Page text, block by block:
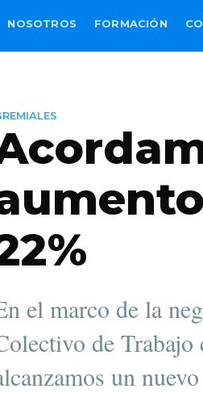
NOSOTROS FORMACIÓN
el marco de la
de Trabajo
un